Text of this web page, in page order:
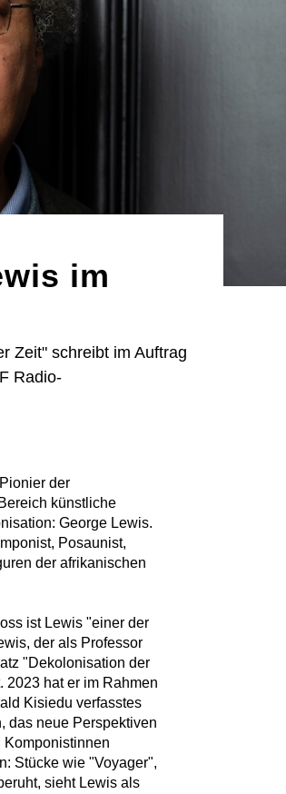
im
Zeit" schreibt im Auftrag
Radio-
der
künstliche
George Lewis.
Posaunist,
der afrikanischen
ist Lewis "einer der
der als Professor
"Dekolonisation der
2023 hat er im Rahmen
Kisiedu verfasstes
das neue Perspektiven
Komponistinnen
Stücke wie "Voyager",
sieht Lewis als